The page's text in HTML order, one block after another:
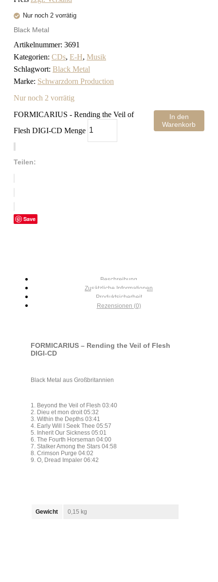
Nur noch 2 vorrätig
Black Metal
Artikelnummer: 3691
Kategorien: CDs, E-H, Musik
Schlagwort: Black Metal
Marke: Schwarzdorn Production
Nur noch 2 vorrätig
FORMICARIUS - Rending the Veil of
Flesh DIGI-CD Menge
In den
Warenkorb
Teilen:
Save
Beschreibung
Zusätzliche Informationen
Produktsicherheit
Rezensionen (0)
FORMICARIUS – Rending the Veil of Flesh
DIGI-CD
Black Metal aus Großbritannien
1. Beyond the Veil of Flesh 03:40
2. Dieu et mon droit 05:32
3. Within the Depths 03:41
4. Early Will I Seek Thee 05:57
5. Inherit Our Sickness 05:01
6. The Fourth Horseman 04:00
7. Stalker Among the Stars 04:58
8. Crimson Purge 04:02
9. O, Dread Impaler 06:42
Gewicht 0,15 kg